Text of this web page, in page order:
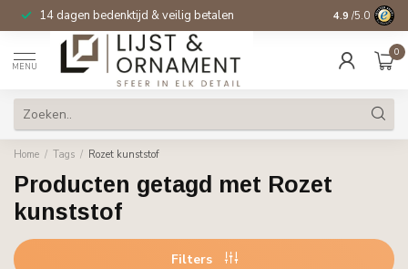
14 dagen bedenktijd & veilig betalen 4.9 /5.0
MENU
0
Home / Tags / Rozet kunststof
Producten getagd met Rozet
kunststof
Filters